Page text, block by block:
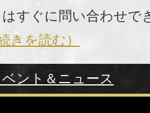
すぐに問い合わせ
きを読む）
ベント＆ニュース